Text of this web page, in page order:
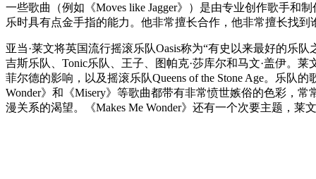
一些歌曲（例如《Moves like Jagger》）是由专业创作歌手和
乐时具有点金手指的能力。他非常擅长合作，他非常擅长找到
亚当·莱文将英国流行摇滚乐队Oasis称为“有史以来最好的乐
吉斯乐队、Tonic乐队、王子、图帕克·莎库尔和马文·盖伊。
菲尔德的影响，以及摇滚乐队Queens of the Stone Age。乐队
Wonder》和《Misery》等歌曲都带有非常愤世嫉俗的色彩，常
漫关系的渴望。《Makes Me Wonder》还有一个次要主题，